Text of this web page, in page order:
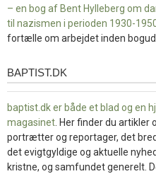
– en bog af Bent Hylleberg om
til nazismen i perioden 1930-
fortælle om arbejdet inden
baptist.dk
BAPTIST.DK
baptist.dk er både et blad og en
magasinet . Her finder du
portrætter og reportager, det
det evigtgyldige og aktuelle
kristne, og samfundet generelt.